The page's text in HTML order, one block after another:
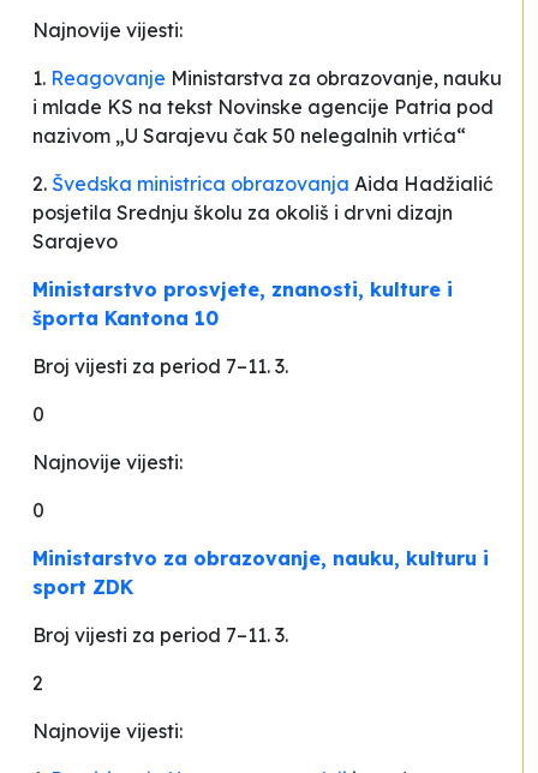
Najnovije vijesti:
1. Reagovanje Ministarstva za obrazovanje, nauku
i mlade KS na tekst Novinske agencije Patria pod
nazivom „U Sarajevu čak 50 nelegalnih vrtića“
2. Švedska ministrica obrazovanja Aida Hadžialić
posjetila Srednju školu za okoliš i drvni dizajn
Sarajevo
Ministarstvo prosvjete, znanosti, kulture i
športa Kantona 10
Broj vijesti za period 7–11. 3.
0
Najnovije vijesti:
0
Ministarstvo za obrazovanje, nauku, kulturu i
sport ZDK
Broj vijesti za period 7–11. 3.
2
Najnovije vijesti: